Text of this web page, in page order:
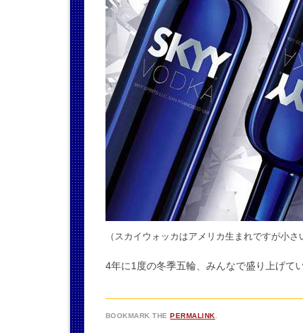
（スカイウォッカはアメリカ生まれですが小さ
4年に1度の冬季五輪、みんなで盛り上げて
BOOKMARK THEPERMALINK